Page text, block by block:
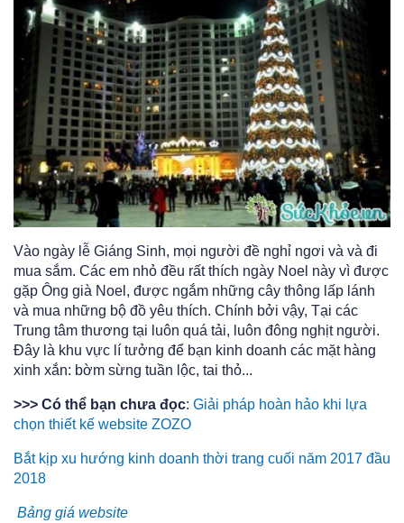
Vào ngày lễ Giáng Sinh, mọi người đề nghỉ ngơi và và đi
mua sắm. Các em nhỏ đều rất thích ngày Noel này vì được
gặp Ông già Noel, được ngắm những cây thông lấp lánh
và mua những bộ đồ yêu thích. Chính bởi vậy, Tại các
Trung tâm thương tại luôn quá tải, luôn đông nghịt người.
Đây là khu vực lí tưởng để bạn kinh doanh các mặt hàng
xinh xắn: bờm sừng tuần lộc, tai thỏ...
>>> Có thể bạn chưa đọc: Giải pháp hoàn hảo khi lựa
chọn thiết kế website ZOZO
Bắt kịp xu hướng kinh doanh thời trang cuối năm 2017 đầu
2018
Bảng giá website